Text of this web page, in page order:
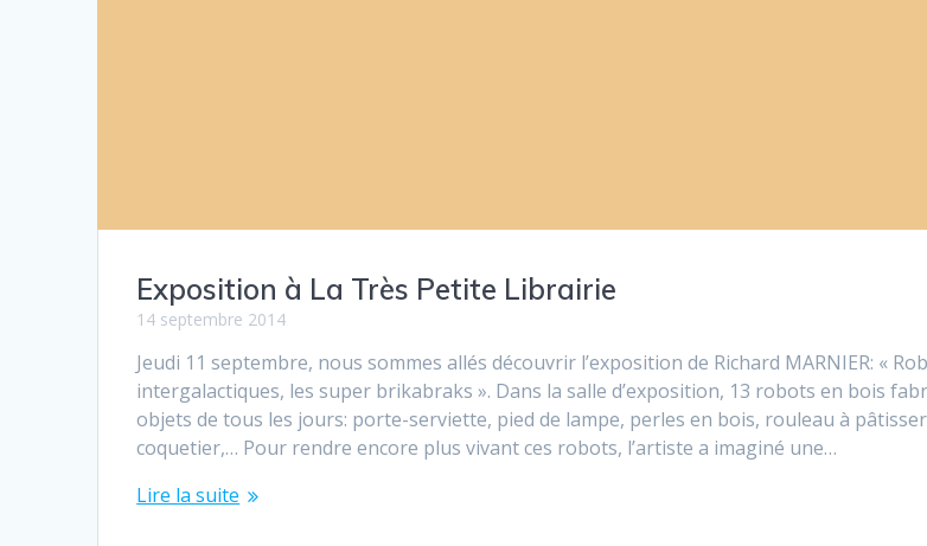
Exposition à La Très Petite Librairie
14 septembre 2014
Jeudi 11 septembre, nous sommes allés découvrir l’exposition de Richard MARNIER: «
intergalactiques, les super brikabraks ». Dans la salle d’exposition, 13 robots en bois
objets de tous les jours: porte-serviette, pied de lampe, perles en bois, rouleau à
coquetier,… Pour rendre encore plus vivant ces robots, l’artiste a imaginé une…
Lire la suite